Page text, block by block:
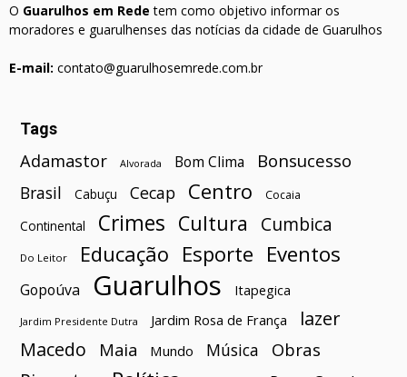
O Guarulhos em Rede tem como objetivo informar os
moradores e guarulhenses das notícias da cidade de Guarulhos
E-mail: contato@guarulhosemrede.com.br
Tags
Adamastor Alvorada Bom Clima Bonsucesso
Brasil Cabuçu Cecap Centro Cocaia
Continental Crimes Cultura Cumbica
Do Leitor Educação Esporte Eventos
Gopoúva Guarulhos Itapegica
Jardim Presidente Dutra Jardim Rosa de França
lazer
Macedo
Maia Mundo Música Obras